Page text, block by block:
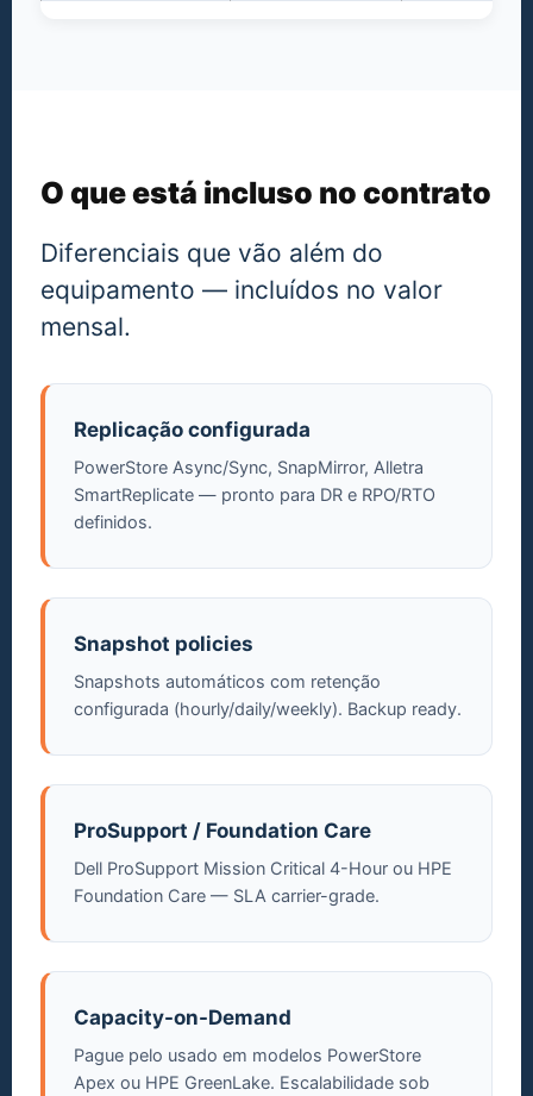
O que está incluso no contrato
Diferenciais que vão além do
equipamento — incluídos no valor
mensal.
Replicação configurada
PowerStore Async/Sync, SnapMirror, Alletra
SmartReplicate — pronto para DR e RPO/RTO
definidos.
Snapshot policies
Snapshots automáticos com retenção
configurada (hourly/daily/weekly). Backup ready.
ProSupport / Foundation Care
Dell ProSupport Mission Critical 4-Hour ou HPE
Foundation Care — SLA carrier-grade.
Capacity-on-Demand
Pague pelo usado em modelos PowerStore
Apex ou HPE GreenLake. Escalabilidade sob